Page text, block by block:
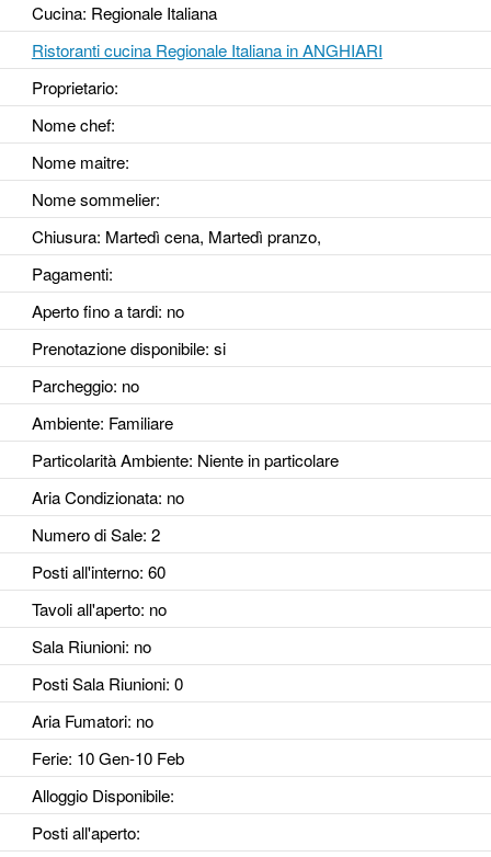
Cucina: Regionale Italiana
Ristoranti cucina Regionale Italiana in ANGHIARI
Proprietario:
Nome chef:
Nome maitre:
Nome sommelier:
Chiusura: Martedì cena, Martedì pranzo,
Pagamenti:
Aperto fino a tardi: no
Prenotazione disponibile: si
Parcheggio: no
Ambiente: Familiare
Particolarità Ambiente: Niente in particolare
Aria Condizionata: no
Numero di Sale: 2
Posti all'interno: 60
Tavoli all'aperto: no
Sala Riunioni: no
Posti Sala Riunioni: 0
Aria Fumatori: no
Ferie: 10 Gen-10 Feb
Alloggio Disponibile:
Posti all'aperto: